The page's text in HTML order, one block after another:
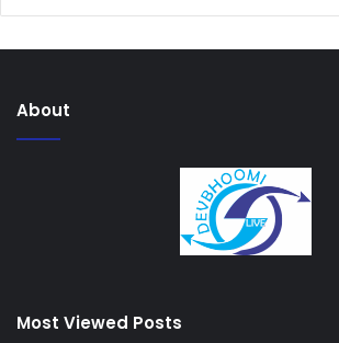
About
Most Viewed Posts